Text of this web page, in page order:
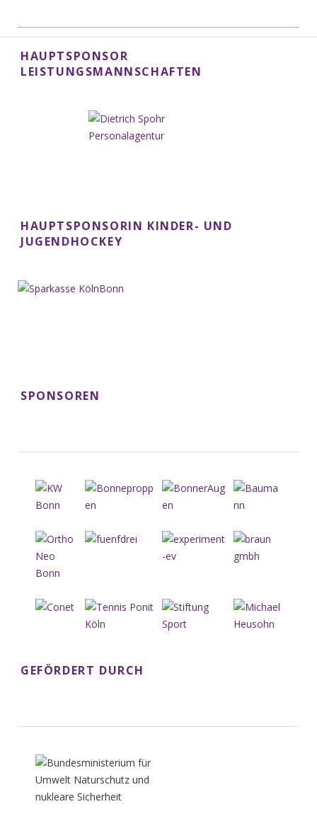
HAUPTSPONSOR
LEISTUNGSMANNSCHAFTEN
HAUPTSPONSORIN KINDER- UND
JUGENDHOCKEY
SPONSOREN
GEFÖRDERT DURCH